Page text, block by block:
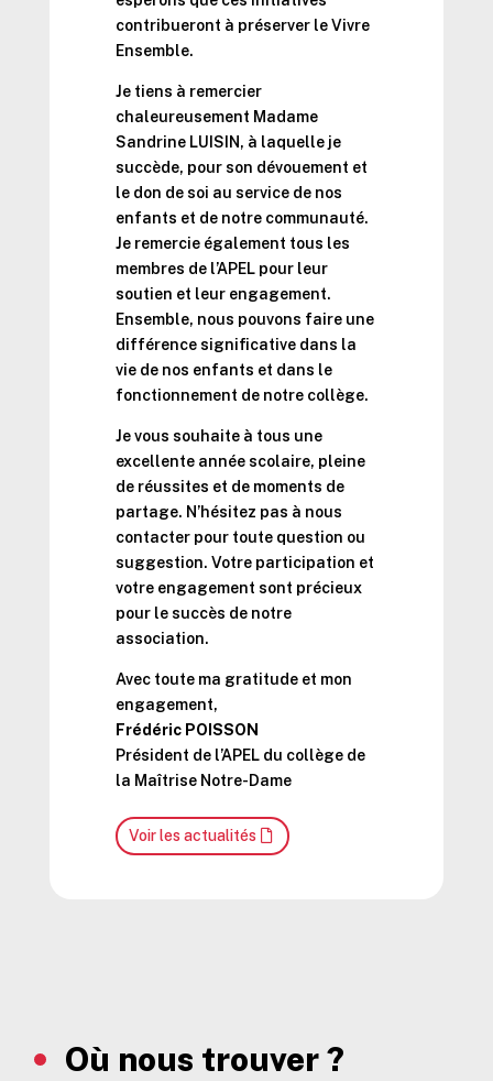
contribueront à préserver le Vivre
Ensemble.
Je tiens à remercier
chaleureusement Madame
Sandrine LUISIN, à laquelle je
succède, pour son dévouement et
le don de soi au service de nos
enfants et de notre communauté.
Je remercie également tous les
membres de l’APEL pour leur
soutien et leur engagement.
Ensemble, nous pouvons faire une
différence significative dans la
vie de nos enfants et dans le
fonctionnement de notre collège.
Je vous souhaite à tous une
excellente année scolaire, pleine
de réussites et de moments de
partage. N’hésitez pas à nous
contacter pour toute question ou
suggestion. Votre participation et
votre engagement sont précieux
pour le succès de notre
association.
Avec toute ma gratitude et mon
engagement,
Frédéric POISSON
Président de l’APEL du collège de
la Maîtrise Notre-Dame
Voir les actualités
Où nous trouver ?